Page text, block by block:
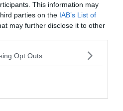
This information may
parties on the IAB’s List of
may further disclose it to other
Opt Outs